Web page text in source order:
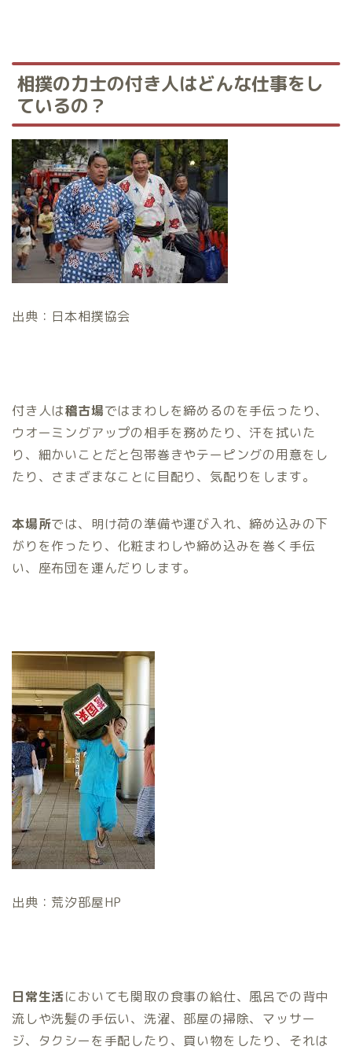
相撲の力士の付き人はどんな仕事をし
ているの？
出典：日本相撲協会
付き人は稽古場ではまわしを締めるのを手伝ったり、
ウオーミングアップの相手を務めたり、汗を拭いた
り、細かいことだと包帯巻きやテーピングの用意をし
たり、さまざまなことに目配り、気配りをします。
本場所では、明け荷の準備や運び入れ、締め込みの下
がりを作ったり、化粧まわしや締め込みを巻く手伝
い、座布団を運んだりします。
出典：荒汐部屋HP
日常生活においても関取の食事の給仕、風呂での背中
流しや洗髪の手伝い、洗濯、部屋の掃除、マッサー
ジ、タクシーを手配したり、買い物をしたり、それは